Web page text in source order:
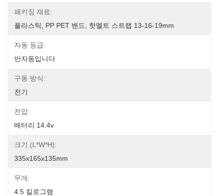
패키징 재료:
플라스틱, PP PET 밴드, 핫멜트 스트랩 13-16-19mm
자동 등급:
반자동입니다
구동 방식:
전기
전압:
배터리 14.4v
크기 (L*W*H):
335x165x135mm
무게:
4.5 킬로그램